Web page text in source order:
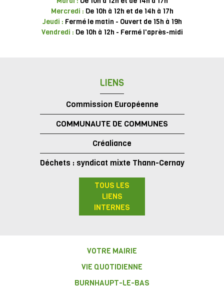
Mercredi : De 10h à 12h et de 14h à 17h
Jeudi : Fermé le matin - Ouvert de 15h à 19h
Vendredi : De 10h à 12h - Fermé l'après-midi
LIENS
Commission Européenne
COMMUNAUTE DE COMMUNES
Créaliance
Déchets : syndicat mixte Thann-Cernay
TOUS LES
LIENS
INTERNES
VOTRE MAIRIE
VIE QUOTIDIENNE
BURNHAUPT-LE-BAS